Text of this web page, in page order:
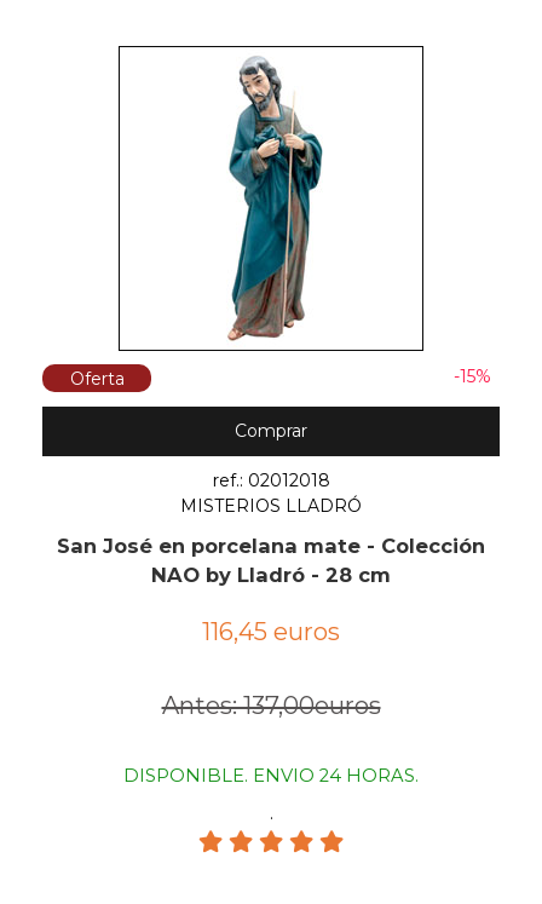
Oferta -15%
Comprar
ref.: 02012018
MISTERIOS LLADRÓ
San José en porcelana mate - Colección
NAO by Lladró - 28 cm
116,45 euros
Antes: 137,00euros
DISPONIBLE. ENVIO 24 HORAS.
.